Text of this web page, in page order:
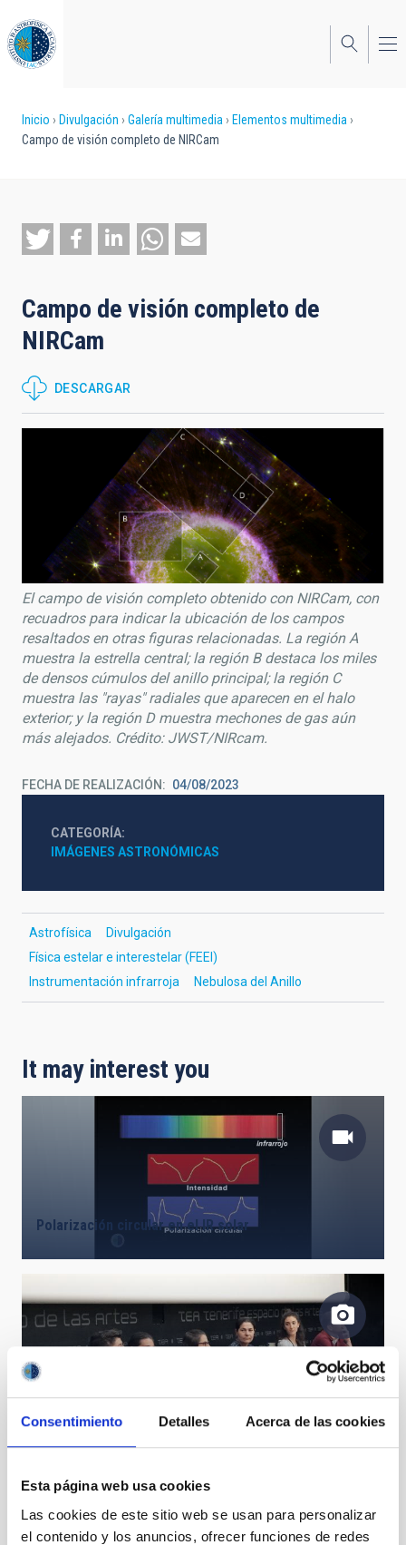
Consentimiento Detalles Acerca de las cookies
Esta página web usa cookies
Las cookies de este sitio web se usan para personalizar
el contenido y los anuncios, ofrecer funciones de redes
al
contenido
principal
Sobrescribir
enlaces
ayuda
a
navegación
Inicio Divulgación Galería multimedia
Elementos multimedia
Campo de visión completo de NIRCam
Campo de visión completo de
NIRCam
DESCARGAR
El campo de visión completo obtenido con NIRCam, con
recuadros para indicar la ubicación de los campos
resaltados en otras figuras relacionadas. La región A
muestra la estrella central; la región B destaca los miles
de densos cúmulos del anillo principal; la región C
muestra las "rayas" radiales que aparecen en el halo
exterior; y la región D muestra mechones de gas aún
más alejados. Crédito: JWST/NIRcam.
FECHA DE REALIZACIÓN 04/08/2023
CATEGORÍA
IMÁGENES ASTRONÓMICAS
Astrofísica
Divulgación
Física estelar e interestelar (FEEI)
Instrumentación infrarroja
Nebulosa del Anillo
It may interest you
Polarización circular en el IR solar
Cuarta mesa de debate del DNC 2019.